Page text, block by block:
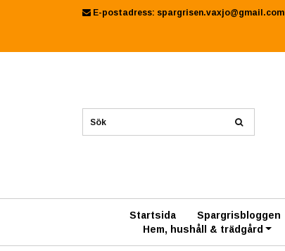
E-postadress: spargrisen.vaxjo@gmail.com
Startsida Spargrisbloggen
Hem, hushåll & trädgård